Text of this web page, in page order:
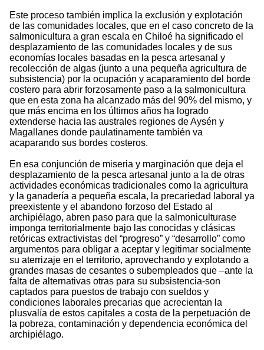
Este proceso también implica la exclusión y explotación
de las comunidades locales, que en el caso concreto de la
salmonicultura a gran escala en Chiloé ha significado el
desplazamiento de las comunidades locales y de sus
economías locales basadas en la pesca artesanal y
recolección de algas (junto a una pequeña agricultura de
subsistencia) por la ocupación y acaparamiento del borde
costero para abrir forzosamente paso a la salmonicultura
que en esta zona ha alcanzado más del 90% del mismo, y
que más encima en los últimos años ha logrado
extenderse hacia las australes regiones de Aysén y
Magallanes donde paulatinamente también va
acaparando sus bordes costeros.
En esa conjunción de miseria y marginación que deja el
desplazamiento de la pesca artesanal junto a la de otras
actividades económicas tradicionales como la agricultura
y la ganadería a pequeña escala, la precariedad laboral ya
preexistente y el abandono forzoso del Estado al
archipiélago, abren paso para que la salmoniculturase
imponga territorialmente bajo las conocidas y clásicas
retóricas extractivistas del “progreso” y “desarrollo” como
argumentos para obligar a aceptar y legitimar socialmente
su aterrizaje en el territorio, aprovechando y explotando a
grandes masas de cesantes o subempleados que –ante la
falta de alternativas otras para su subsistencia-son
captados para puestos de trabajo con sueldos y
condiciones laborales precarias que acrecientan la
plusvalía de estos capitales a costa de la perpetuación de
la pobreza, contaminación y dependencia económica del
archipiélago.